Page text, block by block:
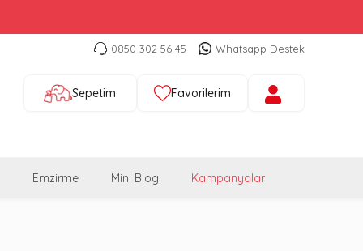
0850 302 56 45 Whatsapp Destek
Sepetim Favorilerim
Emzirme Mini Blog Kampanyalar